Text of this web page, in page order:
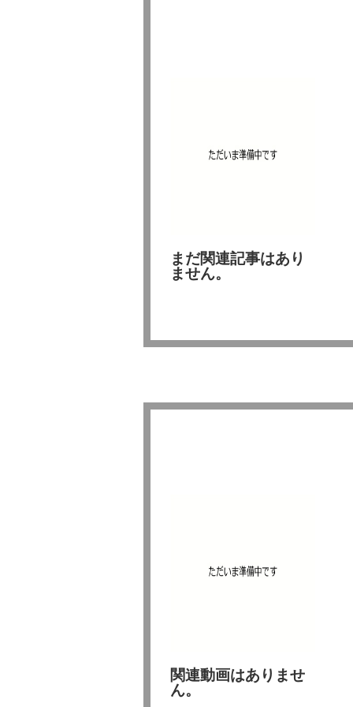
まだ関連記事はあり
ません。
関連動画はありませ
ん。